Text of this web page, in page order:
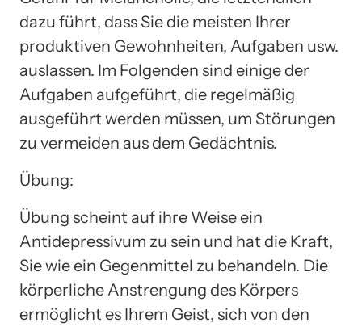
dazu führt, dass Sie die meisten Ihrer
produktiven Gewohnheiten, Aufgaben usw.
auslassen. Im Folgenden sind einige der
Aufgaben aufgeführt, die regelmäßig
ausgeführt werden müssen, um Störungen
zu vermeiden aus dem Gedächtnis.
Übung:
Übung scheint auf ihre Weise ein
Antidepressivum zu sein und hat die Kraft,
Sie wie ein Gegenmittel zu behandeln. Die
körperliche Anstrengung des Körpers
ermöglicht es Ihrem Geist, sich von den